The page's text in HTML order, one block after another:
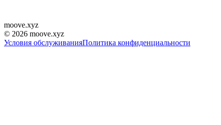
moove.xyz
© 2026 moove.xyz
Условия обслуживанияПолитика конфиденциальности